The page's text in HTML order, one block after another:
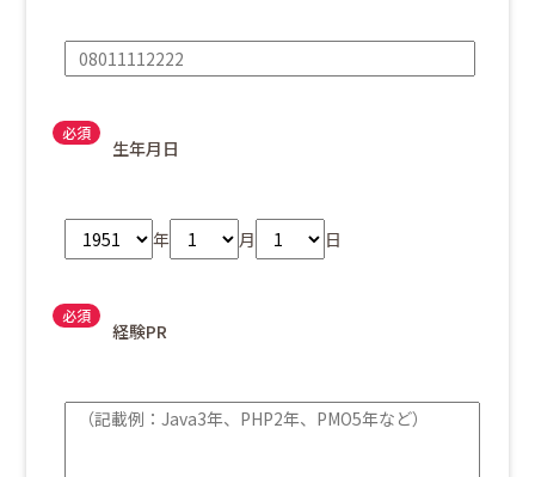
生年月日
年 月 日
経験PR